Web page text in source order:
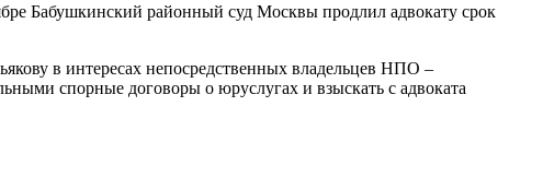
Бабушкинский районный суд Москвы продлил адвокату срок
в интересах непосредственных владельцев НПО –
спорные договоры о юруслугах и взыскать с адвоката